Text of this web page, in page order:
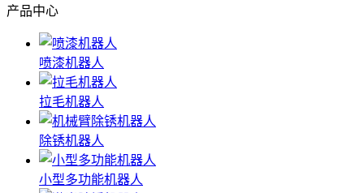
产品中心
喷漆机器人
拉毛机器人
除锈机器人
小型多功能机器人